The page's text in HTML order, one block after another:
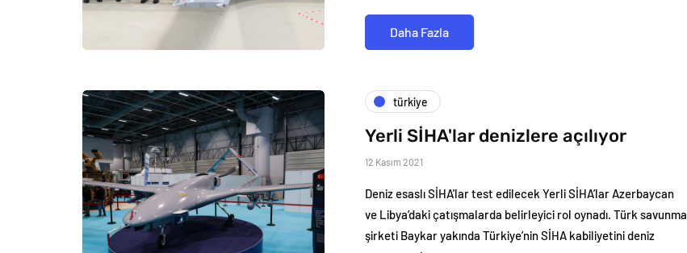
Daha Fazla
türkiye
Yerli SİHA'lar denizlere açılıyor
12 Kasım 2021
Deniz esaslı SİHA'lar test edilecek Yerli SİHA’lar Azerbaycan
ve Libya’daki çatışmalarda belirleyici rol oynadı. Türk savunma
şirketi Baykar yakında Türkiye’nin SİHA kabiliyetini deniz